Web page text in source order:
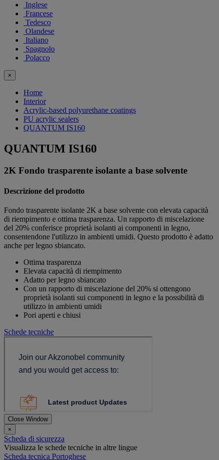
Inglese
Francese
Tedesco
Olandese
Italiano
Spagnolo
Polacco
×
Home
Interior
Acrylic-based polyurethane coatings
PU acrylic sealers
QUANTUM IS160
QUANTUM IS160
2K Fondo trasparente isolante a base solvente
Descrizione del prodotto
Fondo trasparente isolante 2K a base solvente con elevata capacità
di riempimento e ottima trasparenza. Un rapporto di miscelazione
del 20% conferisce proprietà isolanti ai componenti in legno,
consentendone l'utilizzo in ambienti umidi. Questo prodotto è adatto
anche per legno sbiancato.
Ottima trasparenza
Elevata capacità di riempimento
Adatto per legno sbiancato
Con un rapporto di miscelazione del 20% si ottengono
proprietà isolanti sui componenti in legno e la possibilità di
utilizzo in ambienti umidi
Pori aperti e chiusi
Schede tecniche
Close Window
×
Scheda di sicurezza
Visualizza le schede tecniche in altre lingue
Scheda tecnica Portoghese